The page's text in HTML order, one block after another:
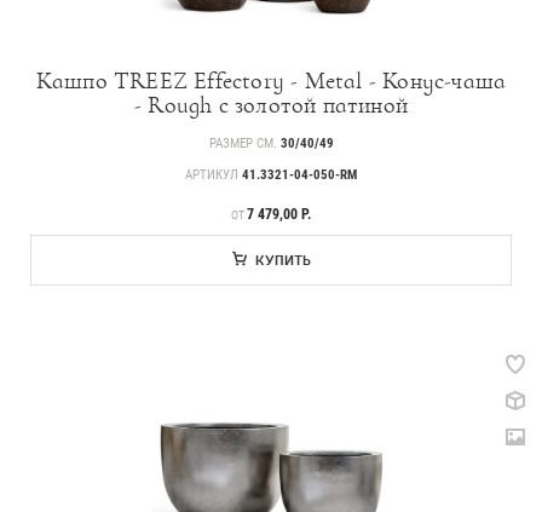
Кашпо TREEZ Effectory - Metal - Конус-чаша
- Rough с золотой патиной
РАЗМЕР СМ. 30/40/49
АРТИКУЛ 41.3321-04-050-RM
ЦЕНА
ОТ7 479,00 Р.
КУПИТЬ